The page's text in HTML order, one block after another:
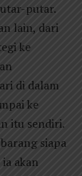
putar.
lain, dari
ke
di dalam
ke
itu sendiri.
siapa
akan